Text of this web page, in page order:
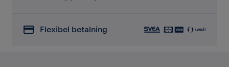
Flexibel betalning